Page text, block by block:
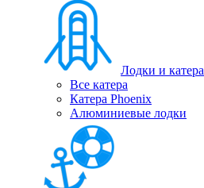
Лодки и катера
Все катера
Катера Phoenix
Алюминиевые лодки